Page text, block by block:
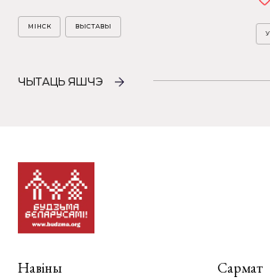
МІНСК ВЫСТАВЫ
ЧЫТАЦЬ ЯШЧЭ
Навіны
Сармат